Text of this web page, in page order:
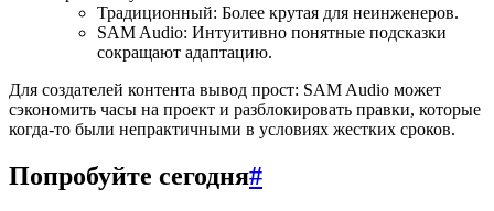
Традиционный: Более крутая для неинженеров.
SAM Audio: Интуитивно понятные подсказки
сокращают адаптацию.
Для создателей контента вывод прост: SAM Audio может
сэкономить часы на проект и разблокировать правки, которые
когда-то были непрактичными в условиях жестких сроков.
Попробуйте сегодня#